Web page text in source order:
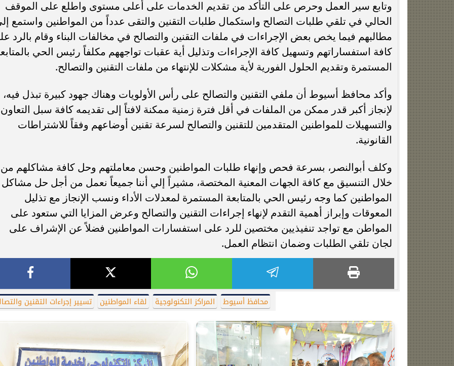
وتابع سير العمل وحرص على التأكد من تقديم الخدمات على أعلى مستوى واطلع على الموقف
الحالي في تلقي طلبات التصالح واستكمال طلبات التقنين والتقى عدداً من المواطنين واستمع
مطالبهم فيما يخص بعض الإجراءات في ملفات التقنين والتصالح في مخالفات البناء وقام بالرد
كافة استفساراتهم وتسهيل كافة الإجراءات وتذليل أية عقبات تواجههم مكلفاً رئيس الحي
المستمرة وتقديم الحلول الفورية لأية مشكلات للإنتهاء من ملفات التقنين والتصالح.
وأكد محافظ أسيوط أن ملفي التقنين والتصالح على رأس الأولويات وهناك جهود كبيرة تبذل فيه،
لإنجاز أكبر قدر ممكن من الملفات في أقل فترة زمنية ممكنة لافتاً إلى تقديمه كافة سبل التعاون
والتسهيلات للمواطنين المتقدمين للتقنين والتصالح لسرعة تقنين أوضاعهم وفقاً للاشتراطات
القانونية.
وكلف أبوالنصر، بسرعة فحص وإنهاء طلبات المواطنين وحسن معاملتهم وحل كافة مشاكلهم من
خلال التنسيق مع كافة الجهات المعنية المختصة، مشيراً إلي أننا جميعاً نعمل من أجل حل مشاكل
المواطنين كما وجه رئيس الحي بالمتابعة المستمرة لمعدلات الأداء ونسب الإنجاز مع تذليل
المعوقات وإبراز أهمية التقدم لإنهاء إجراءات التقنين والتصالح وعرض المزايا التي ستعود على
المواطن مع تواجد تنفيذيين مختصين للرد على استفسارات المواطنين فضلاً عن الإشراف على
لجان تلقي الطلبات وضمان انتظام العمل.
محافظ أسيوط المراكز التكنولوجية لقاء المواطنين تسيير إجراءات التقنين